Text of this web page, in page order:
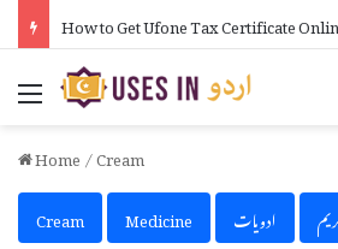
How to Get Ufone Tax Certificate
Menu
Home/Cream
Cream
Medicine ادویات